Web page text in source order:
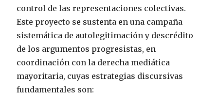
control de las representaciones colectivas.
Este proyecto se sustenta en una campaña
sistemática de autolegitimación y descrédito
de los argumentos progresistas, en
coordinación con la derecha mediática
mayoritaria, cuyas estrategias discursivas
fundamentales son: